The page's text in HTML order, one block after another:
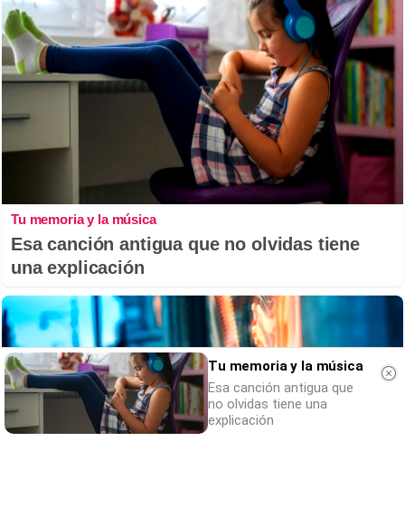
Tu memoria y la música
Esa canción antigua que no olvidas tiene
una explicación
Tu memoria y la música
Esa canción antigua que
no olvidas tiene una
explicación